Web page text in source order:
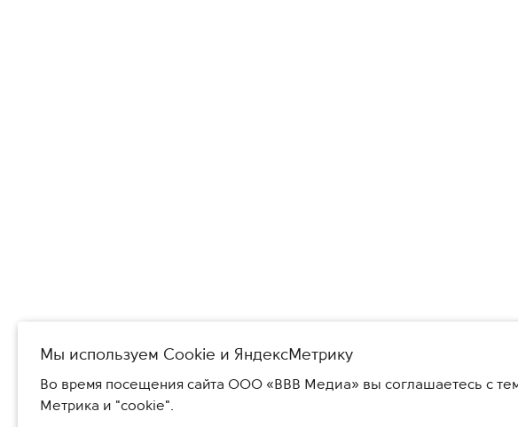
Мы используем Сookie и ЯндексМетрику
Во время посещения сайта ООО «ВВВ Медиа» вы соглашаетесь с
Метрика и "cookie".